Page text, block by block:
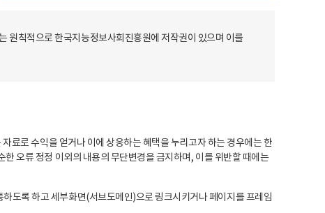
원칙적으로 한국지능정보사회진흥원에 저작권이 있으며 이를
료로 수익을 얻거나 이에 상응하는 혜택을 누리고자 하는 경우에는 한
오류 정정 이외의 내용의 무단변경을 금지하며, 이를 위반할 때에는
도록 하고 세부화면(서브도메인)으로 링크시키거나 페이지를 프레임